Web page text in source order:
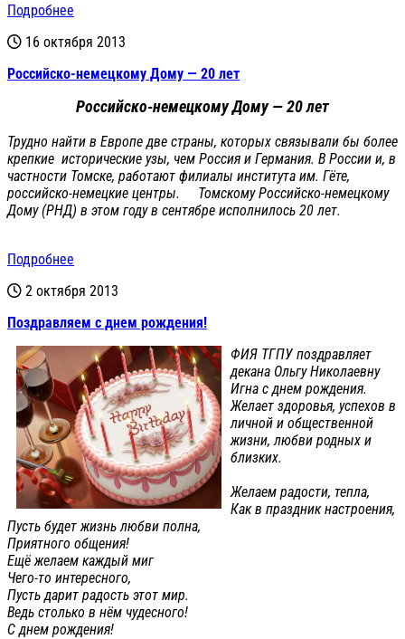
Подробнее
16 октября 2013
Российско-немецкому Дому — 20 лет
Российско-немецкому Дому — 20 лет
Трудно найти в Европе две страны, которых связывали бы более
крепкие исторические узы, чем Россия и Германия. В России и, в
частности Томске, работают филиалы института им. Гёте,
российско-немецкие центры. Томскому Российско-немецкому
Дому (РНД) в этом году в сентябре исполнилось 20 лет.
Подробнее
2 октября 2013
Поздравляем с днем рождения!
ФИЯ ТГПУ поздравляет
декана Ольгу Николаевну
Игна с днем рождения.
Желает здоровья, успехов в
личной и общественной
жизни, любви родных и
близких.
Желаем радости, тепла,
Как в праздник настроения,
Пусть будет жизнь любви полна,
Приятного общения!
Ещё желаем каждый миг
Чего-то интересного,
Пусть дарит радость этот мир.
Ведь столько в нём чудесного!
С днем рождения!